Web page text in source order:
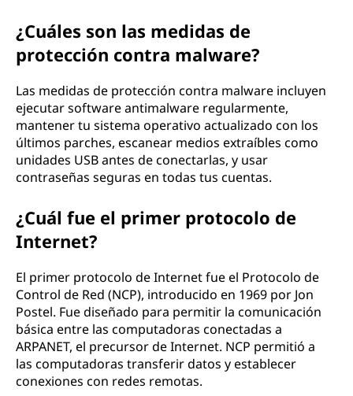
¿Cuáles son las medidas de
protección contra malware?
Las medidas de protección contra malware incluyen
ejecutar software antimalware regularmente,
mantener tu sistema operativo actualizado con los
últimos parches, escanear medios extraíbles como
unidades USB antes de conectarlas, y usar
contraseñas seguras en todas tus cuentas.
¿Cuál fue el primer protocolo de
Internet?
El primer protocolo de Internet fue el Protocolo de
Control de Red (NCP), introducido en 1969 por Jon
Postel. Fue diseñado para permitir la comunicación
básica entre las computadoras conectadas a
ARPANET, el precursor de Internet. NCP permitió a
las computadoras transferir datos y establecer
conexiones con redes remotas.